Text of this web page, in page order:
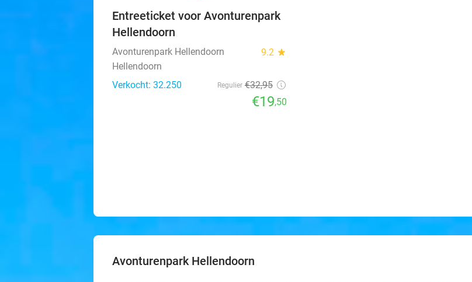
Entreeticket voor Avonturenpark
Hellendoorn
Avonturenpark Hellendoorn 9.2 star
Hellendoorn
Verkocht: 32.250
Regulier €32,95
€19,50
Avonturenpark Hellendoorn